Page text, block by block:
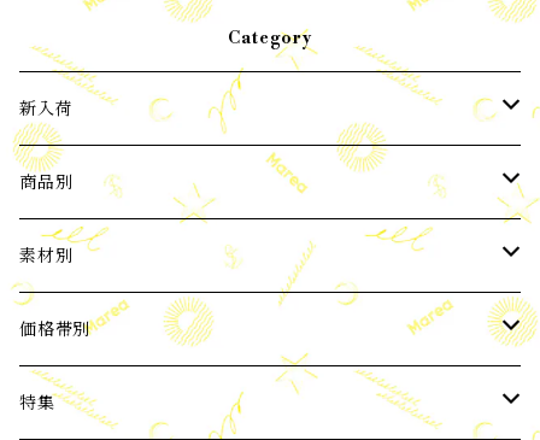
Category
新入荷
2024年3月新入荷
2024年4月新入荷
2024年5月新入荷
2024年6月新入荷
商品別
ピアス
イヤーカフ
ネックレス
素材別
パール
バロックパール
天然石
価格帯別
3,000円以下
特集